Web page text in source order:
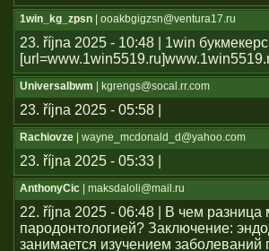
1win_kg_zpsn | ooakbgigzsn@ventura17.ru
23. října 2025 - 10:48 | 1win
Universalbwm | kgrengs@socal.rr.com
23. října 2025 - 05:58 |
Rachiovze | wayne_mcdonald_d@yahoo.com
23. října 2025 - 05:33 |
AnthonyCic | maksdaloli@mail.ru
22. října 2025 - 06:48 | В чем разница
пародонтологией? Заключение:
занимается изучением заболеваний